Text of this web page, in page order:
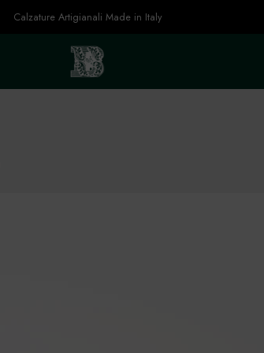
Calzature Artigianali Made in Italy